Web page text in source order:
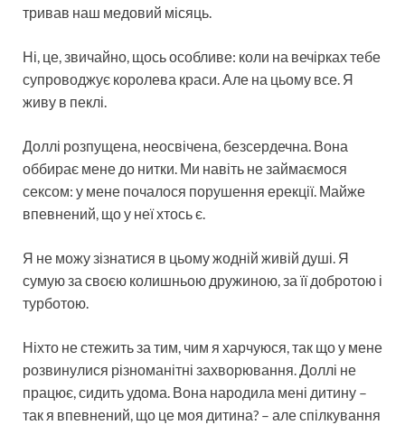
тривав наш медовий місяць.
Ні, це, звичайно, щось особливе: коли на вечірках тебе
супроводжує королева краси. Але на цьому все. Я
живу в пеклі.
Доллі розпущена, неосвічена, безсердечна. Вона
оббирає мене до нитки. Ми навіть не займаємося
сексом: у мене почалося порушення ерекції. Майже
впевнений, що у неї хтось є.
Я не можу зізнатися в цьому жодній живій душі. Я
сумую за своєю колишньою дружиною, за її добротою і
турботою.
Ніхто не стежить за тим, чим я харчуюся, так що у мене
розвинулися різноманітні захворювання. Доллі не
працює, сидить удома. Вона народила мені дитину –
так я впевнений, що це моя дитина? – але спілкування